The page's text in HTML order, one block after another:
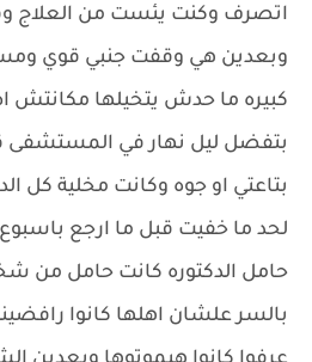
اتصرف وكنت يئست من العلاج
وبعدين هي وقفت جنبي قوي
كبيره ما حدش يتخيلها مكانتش
بتفضل ليل نهار في المستشفى
بتاعتي او جوه وكانت مخلية كل
لحد ما خفيت قبل ما ارجع
حامل الدكتوره كانت حامل من
بالسر علشان اهلها كانوا